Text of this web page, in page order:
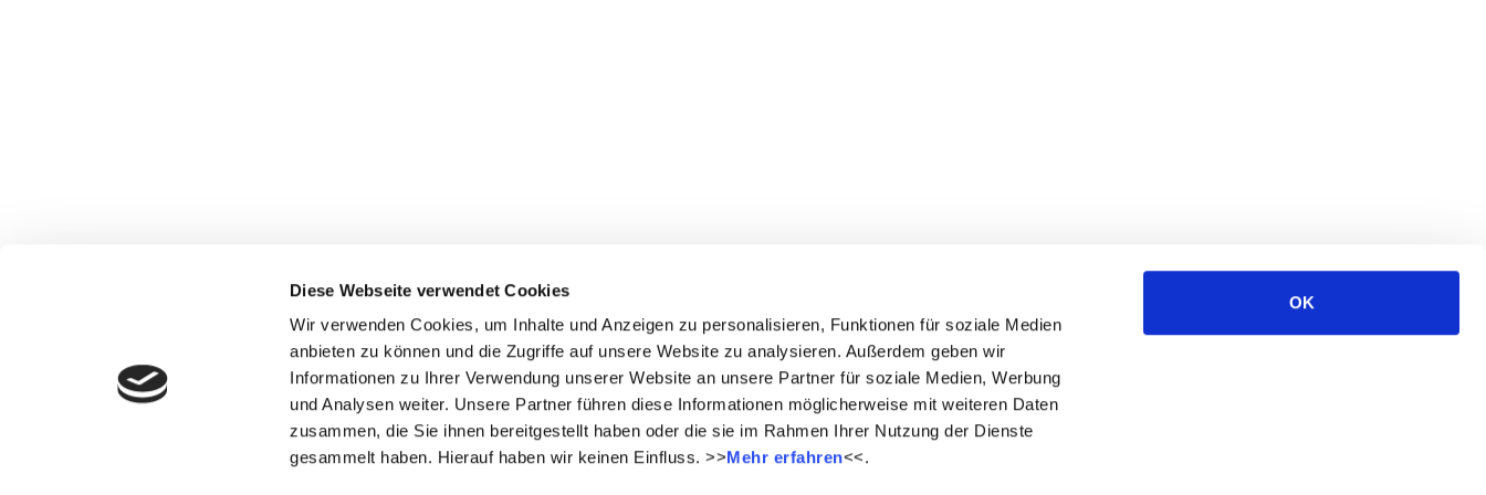
Diese Webseite verwendet Cookies
Wir verwenden Cookies, um Inhalte und Anzeigen zu personalisieren, Funktionen für soziale Medien
anbieten zu können und die Zugriffe auf unsere Website zu analysieren. Außerdem geben wir
Informationen zu Ihrer Verwendung unserer Website an unsere Partner für soziale Medien, Werbung
und Analysen weiter. Unsere Partner führen diese Informationen möglicherweise mit weiteren Daten
zusammen, die Sie ihnen bereitgestellt haben oder die sie im Rahmen Ihrer Nutzung der Dienste
gesammelt haben. Hierauf haben wir keinen Einfluss. >>Mehr erfahren<<.
OK